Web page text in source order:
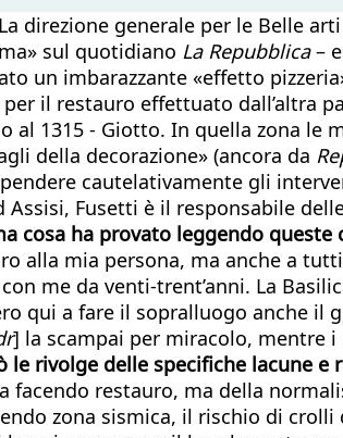
direzione generale per le Belle
sul quotidiano La Repubblica–
un imbarazzante «effetto
il restauro effettuato dall’altra
al 1315 - Giotto. In quella zona le
della decorazione» (ancora da
cautelativamente gli
Assisi, Fusetti è il responsabile
cosa ha provato leggendo queste
alla mia persona, ma anche a
me da venti-trent’anni. La
qui a fare il sopralluogo anche il
] la scampai per miracolo, mentre
le rivolge delle specifiche lacune
restauro, ma della
zona sismica, il rischio di crolli